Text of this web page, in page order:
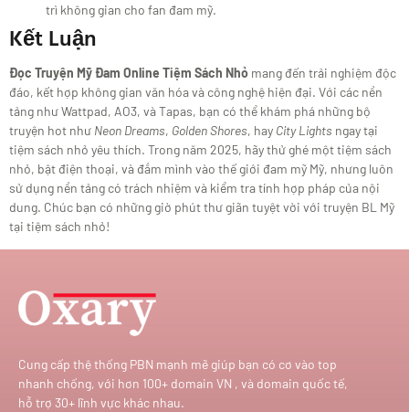
trì không gian cho fan đam mỹ.
Kết Luận
Đọc Truyện Mỹ Đam Online Tiệm Sách Nhỏ mang đến trải nghiệm độc
đáo, kết hợp không gian văn hóa và công nghệ hiện đại. Với các nền
tảng như Wattpad, AO3, và Tapas, bạn có thể khám phá những bộ
truyện hot như Neon Dreams, Golden Shores, hay City Lights ngay tại
tiệm sách nhỏ yêu thích. Trong năm 2025, hãy thử ghé một tiệm sách
nhỏ, bật điện thoại, và đắm mình vào thế giới đam mỹ Mỹ, nhưng luôn
sử dụng nền tảng có trách nhiệm và kiểm tra tính hợp pháp của nội
dung. Chúc bạn có những giờ phút thư giãn tuyệt vời với truyện BL Mỹ
tại tiệm sách nhỏ!
Cung cấp thệ thống PBN mạnh mẽ giúp bạn có cơ vào top
nhanh chống, với hơn 100+ domain VN , và domain quốc tế,
hỗ trợ 30+ lĩnh vực khác nhau.